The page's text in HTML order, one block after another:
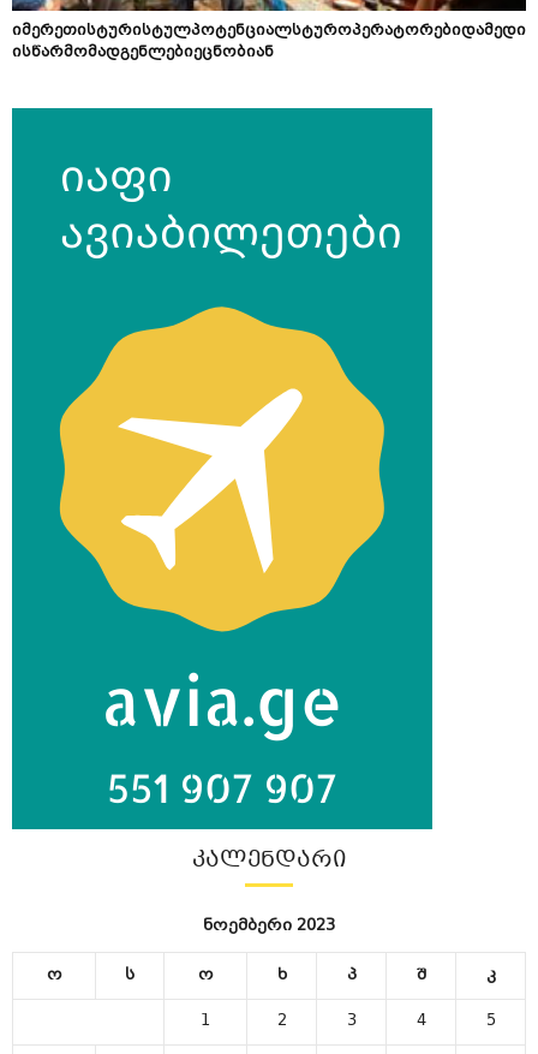
იმერეთისტურისტულპოტენციალსტუროპერატორებიდამედი
ისწარმომადგენლებიეცნობიან
ᲙᲐᲚᲔᲜᲓᲐᲠᲘ
ნოემბერი 2023
ო ს ო ხ პ შ
კ
1
2 3 4 5